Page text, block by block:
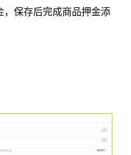
保存后完成商品押金添